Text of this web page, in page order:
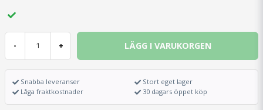
- + LÄGG I VARUKORGEN
Snabba leveranser
Låga fraktkostnader
Stort eget lager
30 dagars öppet köp